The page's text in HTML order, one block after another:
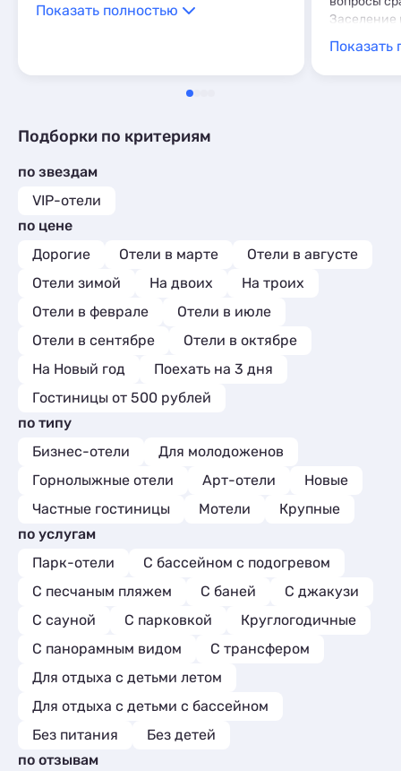
Показать полностью
Заселение
что очень
рано утром.
Показать
Подборки по критериям
по звездам
VIP-отели
по цене
Дорогие
Отели в марте
Отели в августе
Отели зимой
На двоих
На троих
Отели в феврале
Отели в июле
Отели в сентябре
Отели в октябре
На Новый год
Поехать на 3 дня
Гостиницы от 500 рублей
по типу
Бизнес-отели
Для молодоженов
Горнолыжные отели
Арт-отели
Новые
Частные гостиницы
Мотели
Крупные
по услугам
Парк-отели
С бассейном с подогревом
С песчаным пляжем
С баней
С джакузи
С сауной
С парковкой
Круглогодичные
С панорамным видом
С трансфером
Для отдыха с детьми летом
Для отдыха с детьми с бассейном
Без питания
Без детей
по отзывам